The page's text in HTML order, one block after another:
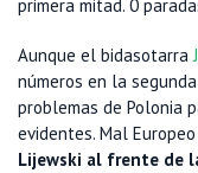
primera mitad. 0
Aunque el bidasotarra
números en la
problemas de Polonia
evidentes. Mal
Lijewski al frente de